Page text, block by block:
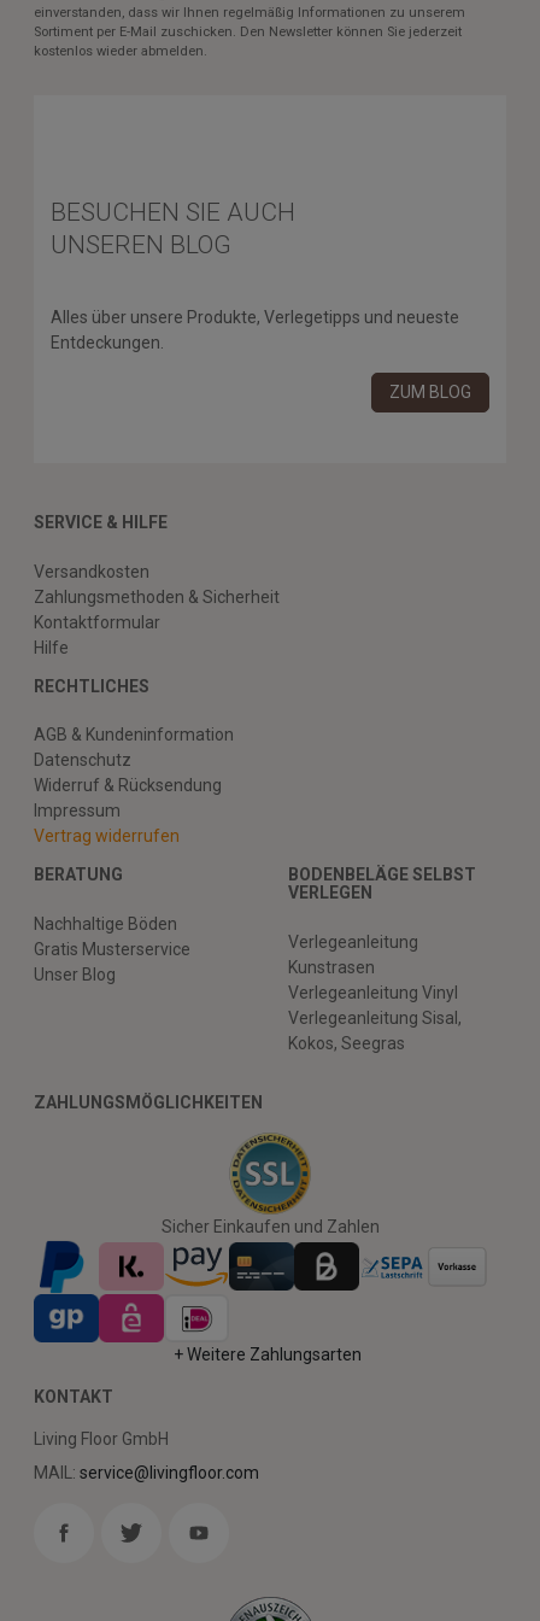
einverstanden, dass wir Ihnen regelmäßig Informationen zu unserem
Sortiment per E-Mail zuschicken. Den Newsletter können Sie jederzeit
kostenlos wieder abmelden.
BESUCHEN SIE AUCH
UNSEREN BLOG
Alles über unsere Produkte, Verlegetipps und neueste
Entdeckungen.
ZUM BLOG
SERVICE & HILFE
Versandkosten
Zahlungsmethoden & Sicherheit
Kontaktformular
Hilfe
RECHTLICHES
AGB & Kundeninformation
Datenschutz
Widerruf & Rücksendung
Impressum
Vertrag widerrufen
BERATUNG
Nachhaltige Böden
Gratis Musterservice
Unser Blog
BODENBELÄGE SELBST
VERLEGEN
Verlegeanleitung
Kunstrasen
Verlegeanleitung Vinyl
Verlegeanleitung Sisal,
Kokos, Seegras
ZAHLUNGSMÖGLICHKEITEN
Sicher Einkaufen und Zahlen
+ Weitere Zahlungsarten
KONTAKT
Living Floor GmbH
MAIL: service@livingfloor.com